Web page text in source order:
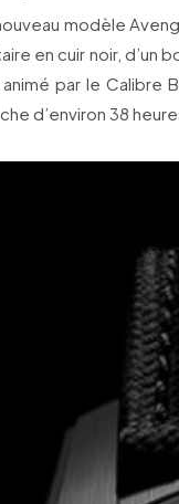
modèle
en cuir noir, d’un
par le Calibre
d’environ 38